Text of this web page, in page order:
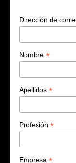
Dirección de
Nombre *
Apellidos *
Profesión *
Empresa *